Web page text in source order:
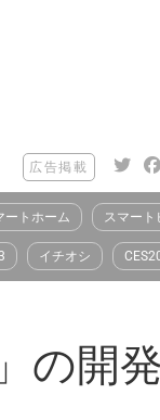
広告掲載
ートホーム スマート
イチオシ
の開